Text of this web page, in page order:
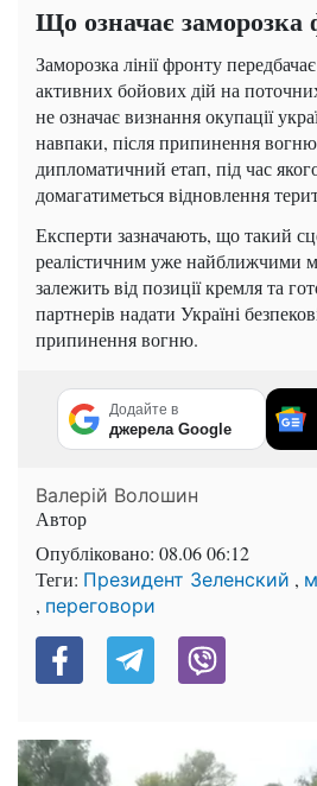
Що означає заморозка
Заморозка лінії фронту
активних бойових дій на
не означає визнання окупації
навпаки, після припинення
дипломатичний етап, під час
домагатиметься відновлення
Експерти зазначають, що такий
реалістичним уже найближчими
залежить від позиції кремля та
партнерів надати Україні
припинення вогню.
Додайте в
джерела Google
Валерій Волошин
Автор
Опубліковано: 08.06 06:12
Теги: Президент Зеленский ,
, переговори